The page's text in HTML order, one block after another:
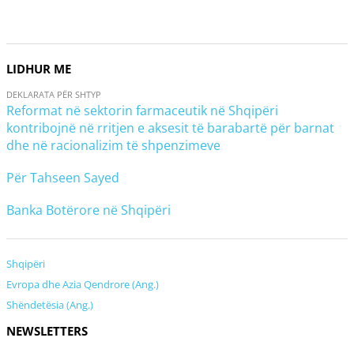
LIDHUR ME
DEKLARATA PËR SHTYP
Reformat në sektorin farmaceutik në Shqipëri
kontribojnë në rritjen e aksesit të barabartë për barnat
dhe në racionalizim të shpenzimeve
Për Tahseen Sayed
Banka Botërore në Shqipëri
Shqipëri
Evropa dhe Azia Qendrore (Ang.)
Shëndetësia (Ang.)
NEWSLETTERS